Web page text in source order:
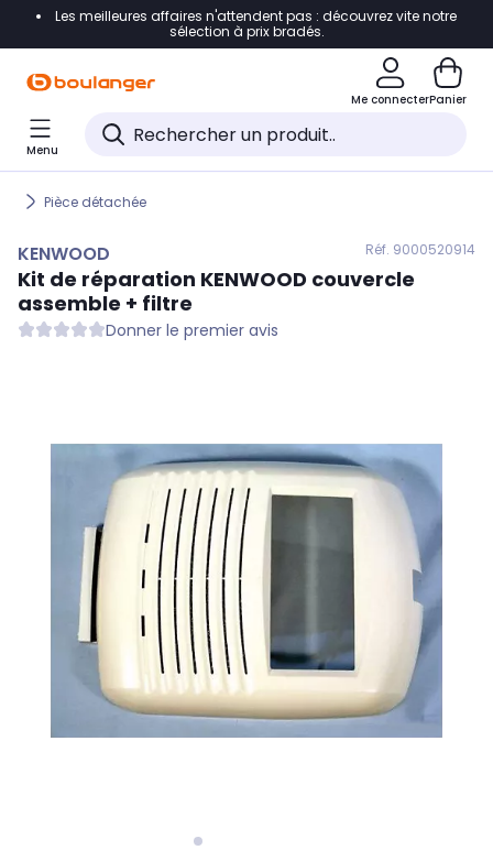
Accéder directement à la navigation
Accéder directement au pied de page
Accéder directement au chatbot
Les meilleures affaires n'attendent pas : découvrez vite notre
sélection à prix bradés.
Me connecterPanier
Menu
Pièce détachée
KENWOOD Réf. 9000520914
Kit de réparation KENWOOD couvercle
assemble + filtre
Donner le premier avis